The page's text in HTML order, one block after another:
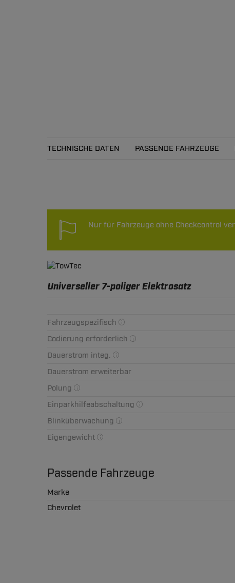
TECHNISCHE DATEN PASSENDE FAHRZEUGE
Nur für Fahrzeuge ohne Checkcontrol
Universeller 7-poliger Elektrosatz
Fahrzeugspezifisch
Codierung erforderlich
Dauerstrom integ.
Dauerstrom erweiterbar
Polung
Einparkhilfeabschaltung
Blinküberwachung
Eigengewicht
Passende Fahrzeuge
Marke
Chevrolet